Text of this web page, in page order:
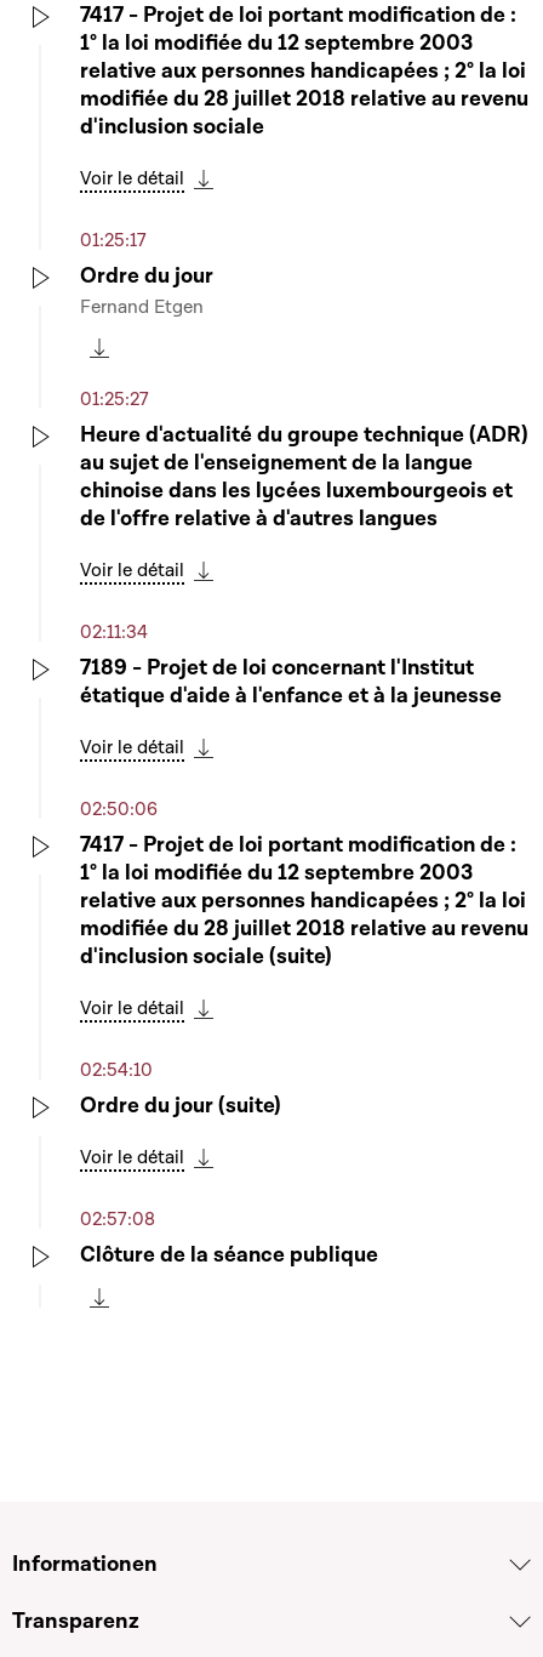
7417 - Projet de loi portant modification de :
1° la loi modifiée du 12 septembre 2003
relative aux personnes handicapées ; 2° la loi
modifiée du 28 juillet 2018 relative au revenu
d'inclusion sociale
Voir le détail
01:25:17
Ordre du jour
Fernand Etgen
01:25:27
Heure d'actualité du groupe technique (ADR)
au sujet de l'enseignement de la langue
chinoise dans les lycées luxembourgeois et
de l'offre relative à d'autres langues
Voir le détail
02:11:34
7189 - Projet de loi concernant l'Institut
étatique d'aide à l'enfance et à la jeunesse
Voir le détail
02:50:06
7417 - Projet de loi portant modification de :
1° la loi modifiée du 12 septembre 2003
relative aux personnes handicapées ; 2° la loi
modifiée du 28 juillet 2018 relative au revenu
d'inclusion sociale (suite)
Voir le détail
02:54:10
Ordre du jour (suite)
Voir le détail
02:57:08
Clôture de la séance publique
Informationen
Transparenz